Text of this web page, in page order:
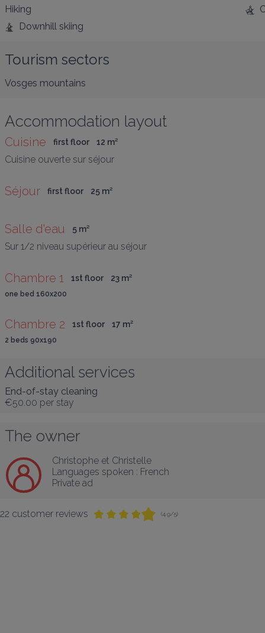
Hiking
Downhill skiing
Tourism sectors
Vosges mountains
Accommodation layout
Cuisine first floor 12 m²
Cuisine ouverte sur séjour
Séjour first floor 25 m²
Salle d'eau 5 m²
Sur 1/2 niveau supérieur au séjour
Chambre 1 1st floor 23 m²
one bed 160x200
Chambre 2 1st floor 17 m²
2 beds 90x190
Additional services
End-of-stay cleaning
€50.00 per stay
The owner
Christophe et Christelle
Languages spoken : French
Private ad
22 customer reviews (4.9/5)